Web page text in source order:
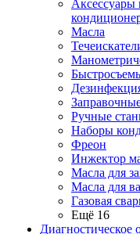
Аксессуары
Масла
Ручные
Наборы
Фреон
Инжектор
Масла для
Масла для
Газовая
Ещё 16
Диагностическое